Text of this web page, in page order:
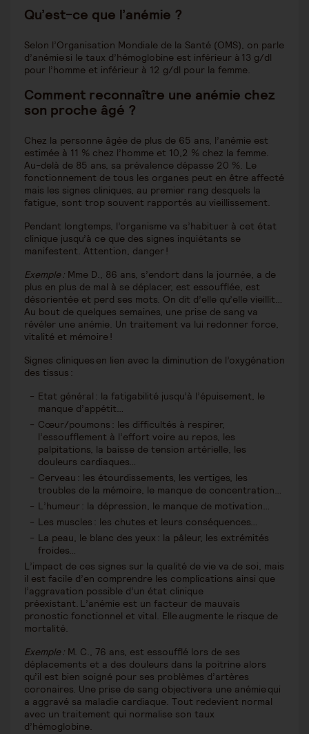
Qu’est-ce que l’anémie ?
Selon l’Organisation Mondiale de la Santé (OMS), on parle
d’anémie si le taux d’hémoglobine est inférieur à 13 g/dl
pour l’homme et inférieur à 12 g/dl pour la femme.
Comment reconnaître une anémie chez
son proche âgé ?
Chez la personne âgée de plus de 65 ans, l’anémie est
estimée à 11 % chez l’homme et 10,2 % chez la femme.
Au-delà de 85 ans, sa prévalence dépasse 20 %. Le
fonctionnement de tous les organes peut en être affecté
mais les signes cliniques, au premier rang desquels la
fatigue, sont trop souvent rapportés au vieillissement.
Pendant longtemps, l’organisme va s’habituer à cet état
clinique jusqu’à ce que des signes inquiétants se
manifestent. Attention, danger !
Exemple : Mme D., 86 ans, s’endort dans la journée, a de
plus en plus de mal à se déplacer, est essoufflée, est
désorientée et perd ses mots. On dit d’elle qu’elle vieillit…
Au bout de quelques semaines, une prise de sang va
révéler une anémie. Un traitement va lui redonner force,
vitalité et mémoire !
Signes cliniques en lien avec la diminution de l’oxygénation
des tissus :
Etat général : la fatigabilité jusqu’à l’épuisement, le
manque d’appétit…
Cœur/poumons : les difficultés à respirer,
l’essoufflement à l’effort voire au repos, les
palpitations, la baisse de tension artérielle, les
douleurs cardiaques…
Cerveau : les étourdissements, les vertiges, les
troubles de la mémoire, le manque de concentration…
L’humeur : la dépression, le manque de motivation…
Les muscles : les chutes et leurs conséquences…
La peau, le blanc des yeux : la pâleur, les extrémités
froides…
L’impact de ces signes sur la qualité de vie va de soi, mais
il est facile d’en comprendre les complications ainsi que
l’aggravation possible d’un état clinique
préexistant. L’anémie est un facteur de mauvais
pronostic fonctionnel et vital. Elle augmente le risque de
mortalité.
Exemple : M. C., 76 ans, est essoufflé lors de ses
déplacements et a des douleurs dans la poitrine alors
qu’il est bien soigné pour ses problèmes d’artères
coronaires. Une prise de sang objectivera une anémie qui
a aggravé sa maladie cardiaque. Tout redevient normal
avec un traitement qui normalise son taux
d’hémoglobine.